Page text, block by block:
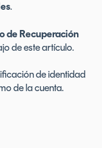
.
de Recuperación
de este artículo.
de identidad
de la cuenta.